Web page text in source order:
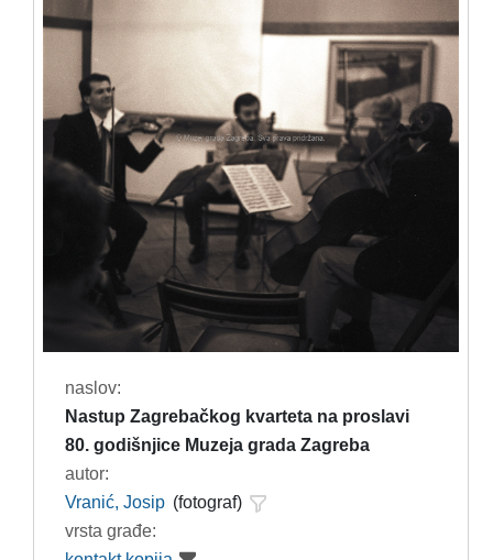
naslov:
Nastup Zagrebačkog kvarteta na proslavi
80. godišnjice Muzeja grada Zagreba
autor:
Vranić, Josip (fotograf)
vrsta građe: